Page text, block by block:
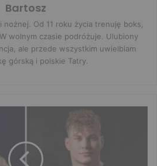
Bartosz
nożnej. Od 11 roku życia trenuję boks,
wolnym czasie podróżuje. Ulubiony
ale przede wszystkim uwielbiam
górską i polskie Tatry.